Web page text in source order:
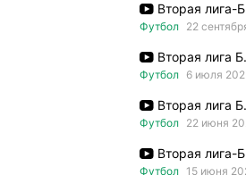
Вторая лига-
Футбол 22
Вторая лига
Футбол 6 июля
Вторая лига
Футбол 22 июня
Вторая лига-
Футбол 15 июня